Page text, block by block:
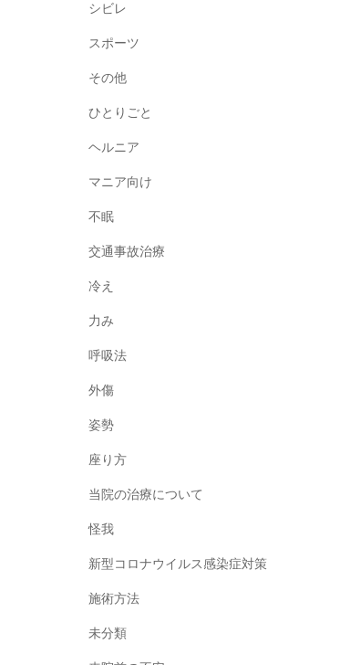
シビレ
スポーツ
その他
ひとりごと
ヘルニア
マニア向け
不眠
交通事故治療
冷え
力み
呼吸法
外傷
姿勢
座り方
当院の治療について
怪我
新型コロナウイルス感染症対策
施術方法
未分類